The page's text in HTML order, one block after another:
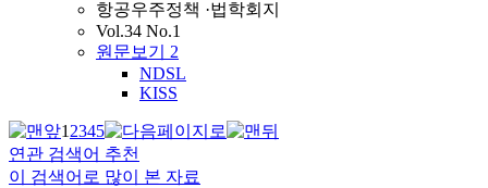
항공우주정책 ·법학회지
Vol.34 No.1
원문보기 2
NDSL
KISS
12345
연관 검색어 추천
이 검색어로 많이 본 자료